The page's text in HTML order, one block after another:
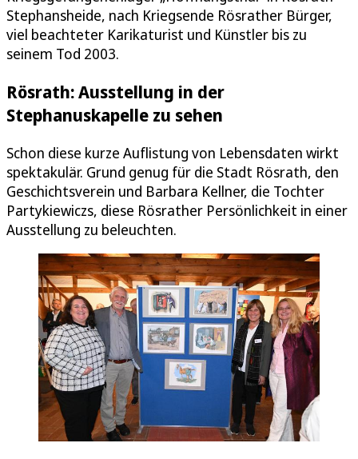
Stephansheide, nach Kriegsende Rösrather Bürger,
viel beachteter Karikaturist und Künstler bis zu
seinem Tod 2003.
Rösrath: Ausstellung in der
Stephanuskapelle zu sehen
Schon diese kurze Auflistung von Lebensdaten wirkt
spektakulär. Grund genug für die Stadt Rösrath, den
Geschichtsverein und Barbara Kellner, die Tochter
Partykiewiczs, diese Rösrather Persönlichkeit in einer
Ausstellung zu beleuchten.